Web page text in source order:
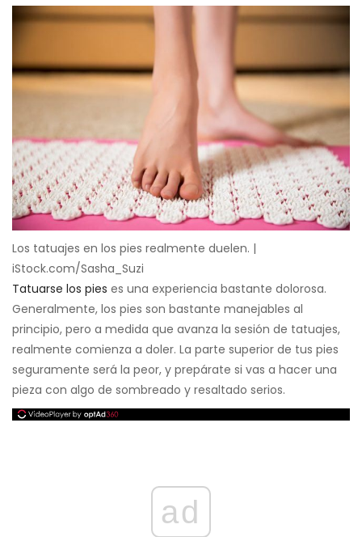
Los tatuajes en los pies realmente duelen. |
iStock.com/Sasha_Suzi
Tatuarse los pies es una experiencia bastante dolorosa.
Generalmente, los pies son bastante manejables al
principio, pero a medida que avanza la sesión de tatuajes,
realmente comienza a doler. La parte superior de tus pies
seguramente será la peor, y prepárate si vas a hacer una
pieza con algo de sombreado y resaltado serios.
ad